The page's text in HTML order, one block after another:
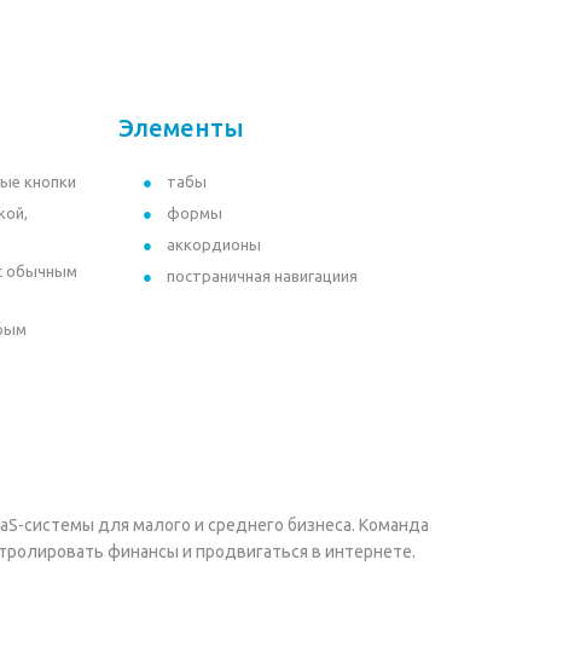
кнопки
обычным
Элементы
табы
формы
аккордионы
постраничная навигациия
системы для малого и среднего бизнеса. Команда
финансы и продвигаться в интернете.